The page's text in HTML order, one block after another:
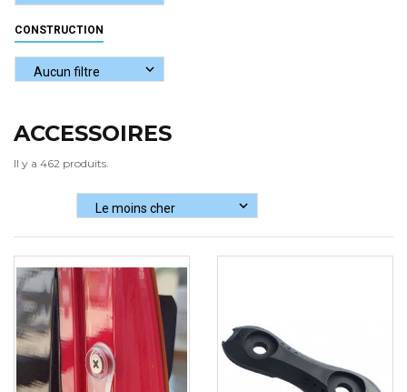
CONSTRUCTION
ACCESSOIRES
Il y a 462 produits.